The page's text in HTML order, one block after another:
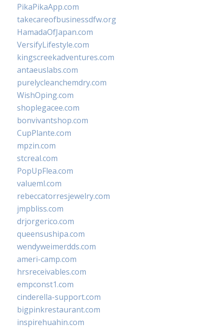
PikaPikaApp.com
takecareofbusinessdfw.org
HamadaOfJapan.com
VersifyLifestyle.com
kingscreekadventures.com
antaeuslabs.com
purelycleanchemdry.com
WishOping.com
shoplegacee.com
bonvivantshop.com
CupPlante.com
mpzin.com
stcreal.com
PopUpFlea.com
valueml.com
rebeccatorresjewelry.com
jmpbliss.com
drjorgerico.com
queensushipa.com
wendyweimerdds.com
ameri-camp.com
hrsreceivables.com
empconst1.com
cinderella-support.com
bigpinkrestaurant.com
inspirehuahin.com